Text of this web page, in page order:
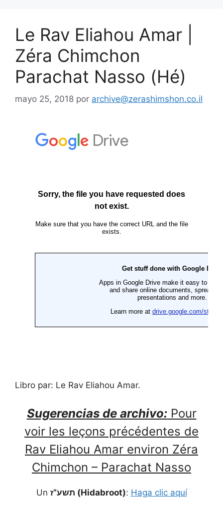
Le Rav Eliahou Amar |
Zéra Chimchon
Parachat Nasso (Hé)
mayo 25, 2018 por archive@zerashimshon.co.il
Libro par: Le Rav Eliahou Amar.
Sugerencias de archivo:Pour
voir les leçons précédentes de
Rav Eliahou Amar environ Zéra
Chimchon – Parachat Nasso
Un תשע”ז (Hidabroot): Haga clic aquí